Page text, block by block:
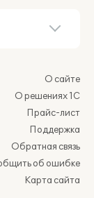
О сайте
О решениях 1С
Прайс-лист
Поддержка
Обратная связь
об ошибке
Карта сайта